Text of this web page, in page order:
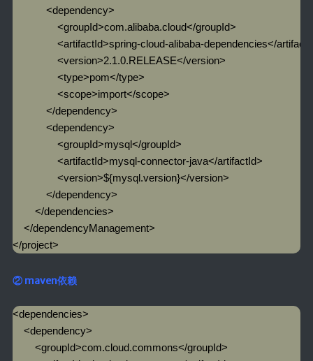
            <dependency>
                <groupId>com.alibaba.cloud</groupId>
<artifactId>spring-cloud-alibaba-dependencies</
                <version>2.1.0.RELEASE</version>
                <type>pom</type>
                <scope>import</scope>
            </dependency>
            <dependency>
                <groupId>mysql</groupId>
                <artifactId>mysql-connector-java</artifactId>
                <version>${mysql.version}</version>
            </dependency>
        </dependencies>
    </dependencyManagement>
</project>
② maven依赖
<dependencies>
    <dependency>
        <groupId>com.cloud.commons</groupId>